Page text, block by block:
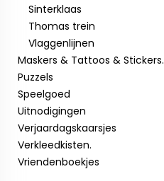
Sinterklaas
Thomas trein
Vlaggenlijnen
Maskers & Tattoos & Stickers.
Puzzels
Speelgoed
Uitnodigingen
Verjaardagskaarsjes
Verkleedkisten.
Vriendenboekjes